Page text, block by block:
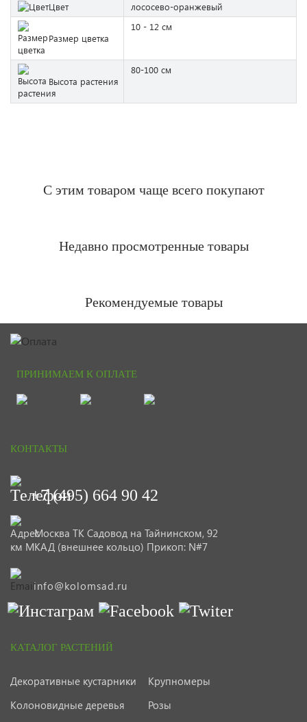
Цвет лососево-оранжевый
Размер цветка
10 - 12 см
Высота растения
80-100 см
С этим товаром чаще всего покупают
Недавно просмотренные товары
Рекомендуемые товары
ПРИНИМАЕМ К ОПЛАТЕ
КОНТАКТЫ
+7 (495) 664 90 42
Москва ТК Садовод на Тайнинском, 92
км МКАД (внешнее кольцо) Прикоп: N#7
info@kolomsad.ru
КАТАЛОГ РАСТЕНИЙ
Декоративные кустарники
Колоновидные деревья
Крупномеры
Розы